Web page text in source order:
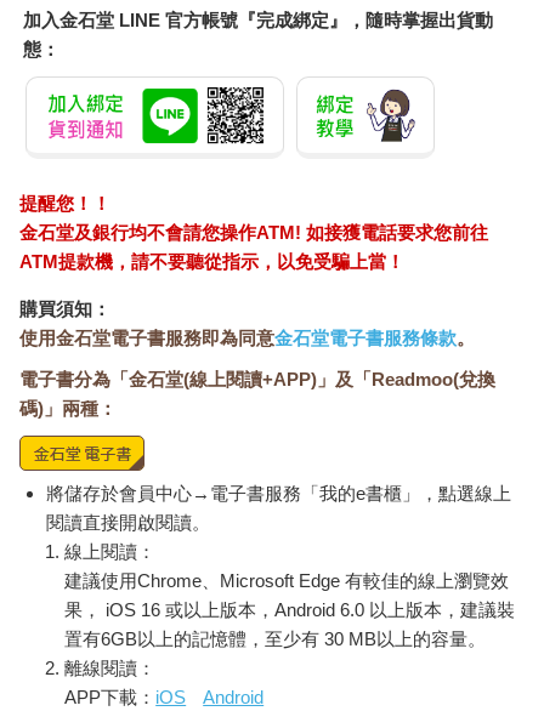
「我是卡蘿琳。」
我伸出手，但她給了我一個擁抱。她散發溫暖和熱情，並比常人
多抱了我一會。
「十八個半月。」
己感到驕傲。」
我沒料到自己還沒踏進門，她便劈頭提起戒癮的事。我好怕自己
哭出來，但能早早攤牌，趕快說明白也好。
「確實不容易，但每天都更容易一些。」
「我跟病人也是這麼說。」她退後，從上到下打量我，並露出笑
容。「妳看看妳！妳身體健康，還容光煥發！」
外頭又悶又熱，而屋內是清爽舒適的攝氏二十度，進門之後，我
著實鬆了口氣。我跟著卡蘿琳經過樓梯口，走過二樓走道下方，
進入廚房。廚房充滿自然光，感覺彷彿置身美食電視台的廚藝節
目。廚房裡有大冰箱和小冰箱，火爐上有八個爐頭。水槽是個長
方形的大槽，寬到需要兩組水龍頭。整個空間共有數十個抽屜和
加入金石堂 LINE 官方帳號『完成綁定』，隨時掌握出貨動
態：
提醒您！！
金石堂及銀行均不會請您操作ATM! 如接獲電話要求您前往
ATM提款機，請不要聽從指示，以免受騙上當！
購買須知：
使用金石堂電子書服務即為同意金石堂電子書服務條款。
電子書分為「金石堂(線上閱讀+APP)」及「Readmoo(兌換
碼)」兩種：
將儲存於會員中心→電子書服務「我的e書櫃」，點選線上
閱讀直接開啟閱讀。
線上閱讀：
建議使用Chrome、Microsoft Edge 有較佳的線上瀏覽效
果， iOS 16 或以上版本，Android 6.0 以上版本，建議裝
置有6GB以上的記憶體，至少有 30 MB以上的容量。
離線閱讀：
APP下載： iOS
Android